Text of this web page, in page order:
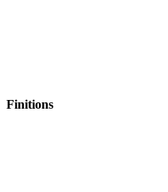
Finitions